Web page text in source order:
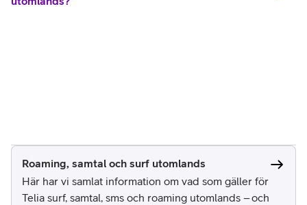
Roaming, samtal och surf utomlands
Här har vi samlat information om vad som gäller för
Telia surf, samtal, sms och roaming utomlands – och